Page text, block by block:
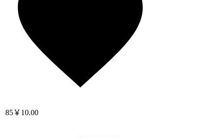
85￥10.00